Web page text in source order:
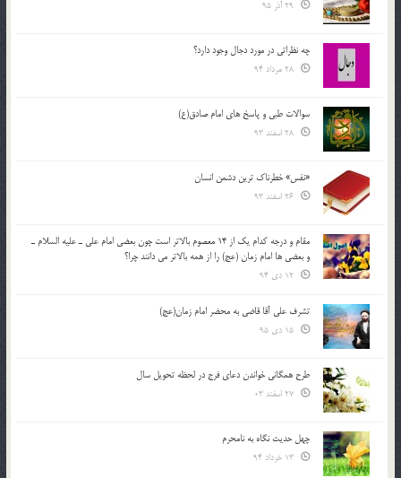
چه نظراتی در مورد دجال وجود دارد؟
سوالات طبی و پاسخ های امام صادق(ع)
«نفس» خطرناک ترین دشمن انسان
مقام و درجه كدام يك از 14 معصوم بالاتر است چون بعضي امام علي ـ عليه السلام ـ
و بعضي ها امام زمان (عج) را از همه بالاتر مي دانند چرا؟
تشرف علي آقا قاضي به محضر امام زمان(عج)
طرح همگانی خواندن دعای فرج در لحظه تحویل سال
چهل حدیث نگاه به نامحرم